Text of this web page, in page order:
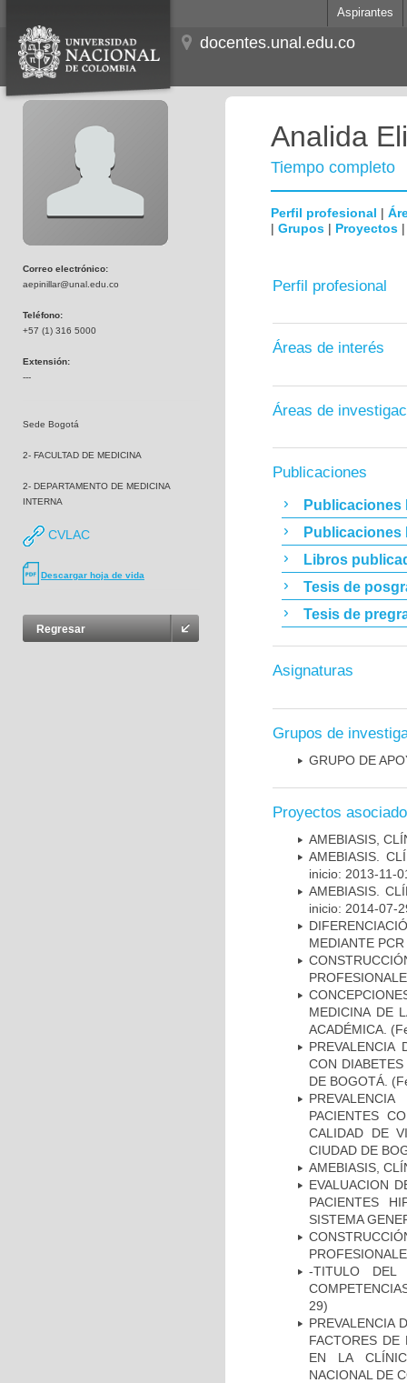
Aspirantes
docentes.unal.edu.co
Correo electrónico:
aepinillar@unal.edu.co
Teléfono:
+57 (1) 316 5000
Extensión:
---
Sede Bogotá
2- FACULTAD DE MEDICINA
2- DEPARTAMENTO DE MEDICINA
INTERNA
CVLAC
Descargar hoja de vida
Regresar
Analida
Tiempo completo
Perfil profesional |
| Grupos | Proyectos
Perfil profesional
Áreas de interés
Áreas de
Publicaciones
Publicaciones
Publicaciones
Libros
Tesis de
Tesis de
Asignaturas
Grupos de
GRUPO DE
Proyectos
AMEBIASIS,
AMEBIASIS.
inicio: 2013-11-
AMEBIASIS.
inicio: 2014-07-
MEDIANTE PCR
MEDICINA DE
ACADÉMICA.
PREVALENCIA
CON
DE BOGOTÁ.
PACIENTES
CALIDAD DE
CIUDAD DE
AMEBIASIS,
EVALUACION
PACIENTES
SISTEMA
-TITULO DEL
29)
PREVALENCIA
FACTORES DE
EN LA
NACIONAL DE